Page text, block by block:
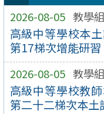
2026-08-05 教學組
高級中等學校本
第17梯次增能研習
2026-08-05 教學組
高級中等學校教
第二十二梯次本